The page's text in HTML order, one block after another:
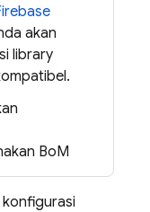
akan
library
BoM